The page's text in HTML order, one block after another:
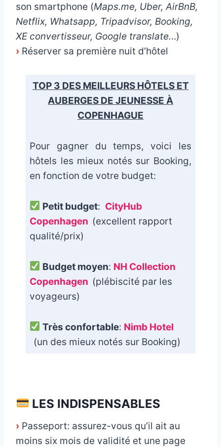
son smartphone (Maps.me, Uber, AirBnB,
Netflix, Whatsapp, Tripadvisor, Booking,
XE convertisseur, Google translate...)
› Réserver sa première nuit d’hôtel
TOP 3 DES MEILLEURS HÔTELS ET
AUBERGES DE JEUNESSE À
COPENHAGUE
Pour gagner du temps, voici les
hôtels les mieux notés sur Booking,
en fonction de votre budget:
Petit budget: CityHub
Copenhagen (excellent rapport
qualité/prix)
Budget moyen: NH Collection
Copenhagen (plébiscité par les
voyageurs)
Très confortable: Nimb Hotel
(un des mieux notés sur Booking)
LES INDISPENSABLES
› Passeport: assurez-vous qu’il ait au
moins six mois de validité et une page